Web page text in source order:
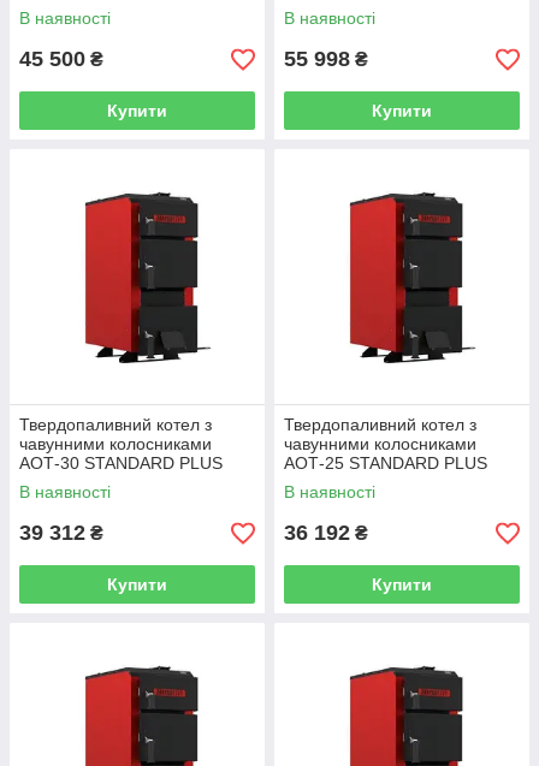
В наявності
45 500 ₴
Купити
В наявності
55 998 ₴
Купити
Твердопаливний котел з
чавунними колосниками
АОТ-30 STANDARD PLUS
5MM
В наявності
39 312 ₴
Купити
Твердопаливний котел з
чавунними колосниками
АОТ-25 STANDARD PLUS
5MM
В наявності
36 192 ₴
Купити